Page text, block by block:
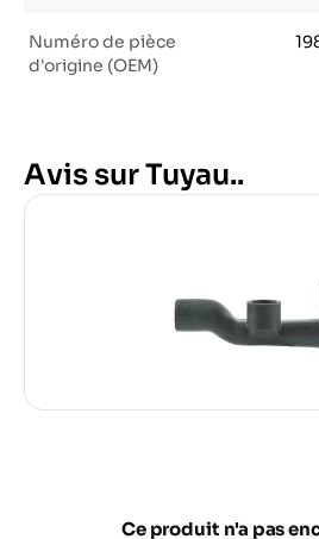
Numéro de pièce
d'origine (OEM)
Avis sur Tuyau..
Ce produit n'a pas